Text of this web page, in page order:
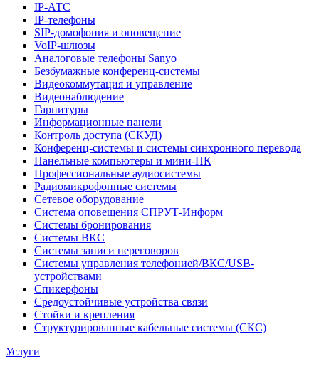
IP-АТС
IP-телефоны
SIP-домофония и оповещение
VoIP-шлюзы
Аналоговые телефоны Sanyo
Безбумажные конференц-системы
Видеокоммутация и управление
Видеонаблюдение
Гарнитуры
Информационные панели
Контроль доступа (СКУД)
Конференц-системы и системы синхронного перевода
Панельные компьютеры и мини-ПК
Профессиональные аудиосистемы
Радиомикрофонные системы
Сетевое оборудование
Система оповещения СПРУТ-Информ
Системы бронирования
Системы ВКС
Системы записи переговоров
Системы управления телефонией/ВКС/USB-
устройствами
Спикерфоны
Средоустойчивые устройства связи
Стойки и крепления
Структурированные кабельные системы (СКС)
Услуги